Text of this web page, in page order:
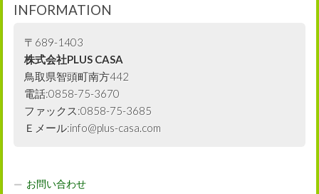
INFORMATION
〒689-1403
株式会社PLUS CASA
鳥取県智頭町南方442
電話:0858-75-3670
ファックス:0858-75-3685
Ｅメール:info@plus-casa.com
お問い合わせ